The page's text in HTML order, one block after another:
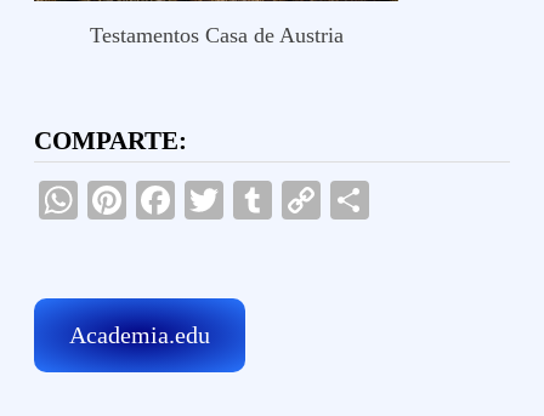
Testamentos Casa de Austria
COMPARTE:
WhatsApp
Pinterest
Facebook
TwitterTumblr
Copy
Academia.edu